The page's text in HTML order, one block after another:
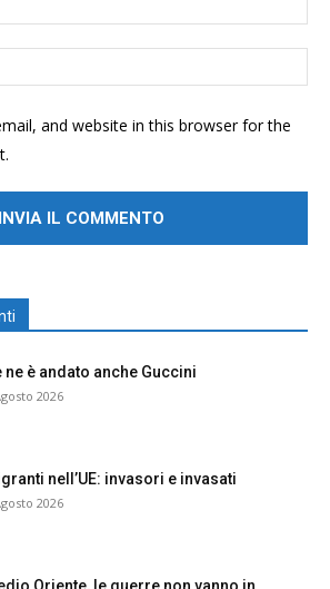
and website in this browser for the
ne è andato anche Guccini
2026
nell’UE: invasori e invasati
2026